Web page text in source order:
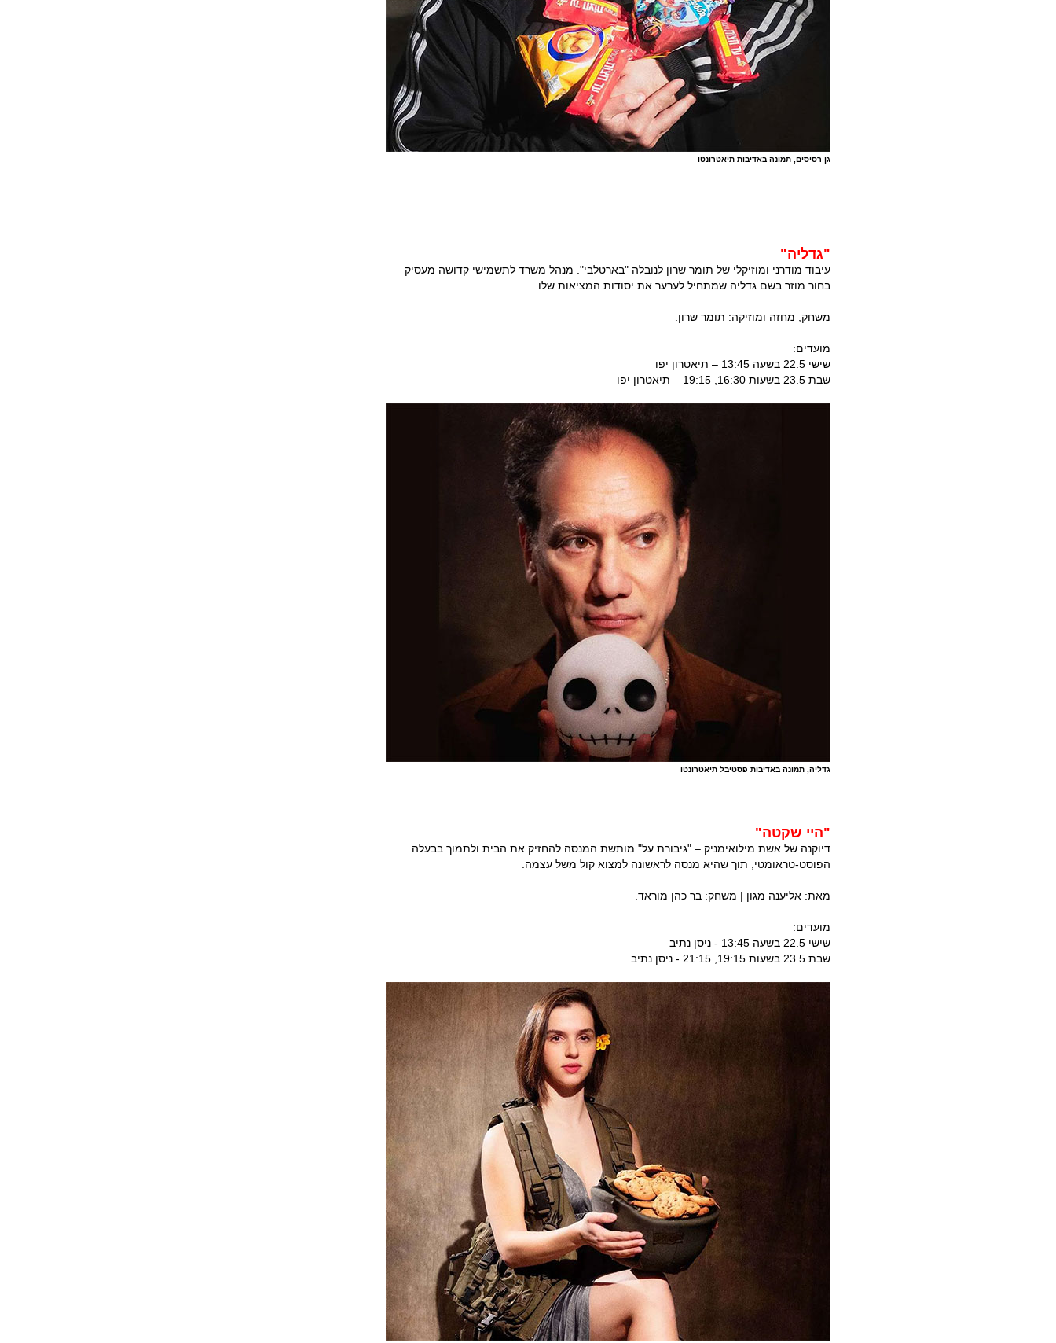
גן רסיסים, תמונה באדיבות תיאטרונטו
"גדליה"
עיבוד מודרני ומוזיקלי של תומר שרון לנובלה "בארטלבי". מנהל משרד לתשמישי קדושה מעסיק
בחור מוזר בשם גדליה שמתחיל לערער את יסודות המציאות שלו.
משחק, מחזה ומוזיקה: תומר שרון.
מועדים:
שישי 22.5 בשעה 13:45 – תיאטרון יפו
שבת 23.5 בשעות 16:30, 19:15 – תיאטרון יפו
גדליה, תמונה באדיבות פסטיבל תיאטרונטו
"היי שקטה"
דיוקנה של אשת מילואימניק – "גיבורת על" מותשת המנסה להחזיק את הבית ולתמוך בבעלה
הפוסט-טראומטי, תוך שהיא מנסה לראשונה למצוא קול משל עצמה.
מאת: אליענה מגון | משחק: בר כהן מוראד.
מועדים:
שישי 22.5 בשעה 13:45 - ניסן נתיב
שבת 23.5 בשעות 19:15, 21:15 - ניסן נתיב